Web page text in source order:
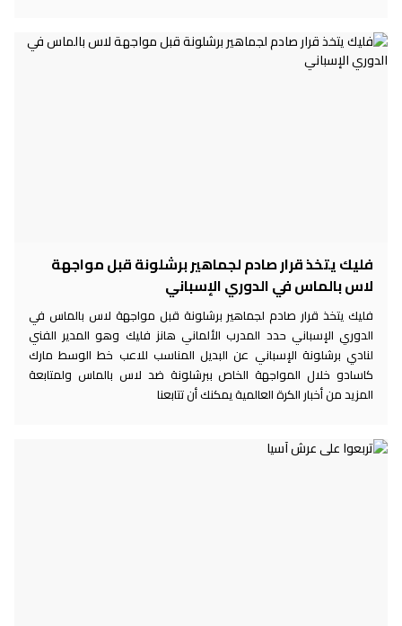
فليك يتخذ قرار صادم لجماهير برشلونة قبل مواجهة
لاس بالماس في الدوري الإسباني
فليك يتخذ قرار صادم لجماهير برشلونة قبل مواجهة لاس بالماس في
الدوري الإسباني حدد المدرب الألماني هانز فليك وهو المدير الفني
لنادي برشلونة الإسباني عن البديل المناسب للاعب خط الوسط مارك
كاسادو خلال المواجهة الخاص ببرشلونة ضد لاس بالماس ولمتابعة
المزيد من أخبار الكرة العالمية يمكنك أن تتابعنا